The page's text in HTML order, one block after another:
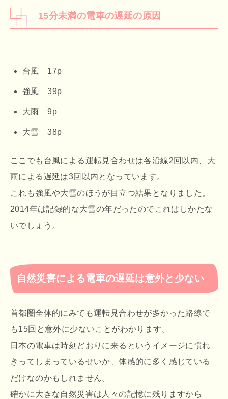
15分未満の電車の遅延の原因
台風 17p
強風 39p
大雨 9p
大雪 38p
ここでも台風による運転見合わせは各沿線2回以内、大
雨による遅延は3回以内となっています。
これも強風や大雪のほうが目立つ結果となりました。
2014年は記録的な大雪の年だったのでこれはしかたな
いでしょう。
自然災害による電車の遅延は意外と少ない
首都圏全体的にみても運転見合わせが多かった路線で
も15回と意外に少ないことがわかります。
日本の電車は時刻どおりに来るというイメージに慣れ
きってしまっているせいか、体感的に多く感じている
だけなのかもしれません。
確かに大きな自然災害は人々の記憶に残りますから